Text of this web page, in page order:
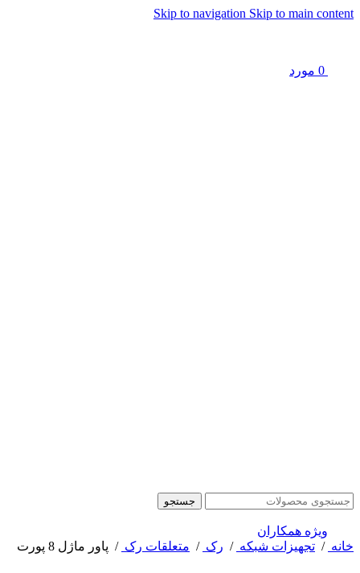
Skip to navigation Skip to main content
0 مورد
جستجو
ویژه همکاران
خانه / تجهیزات شبکه / رک / متعلقات رک / پاور ماژل 8 پورت